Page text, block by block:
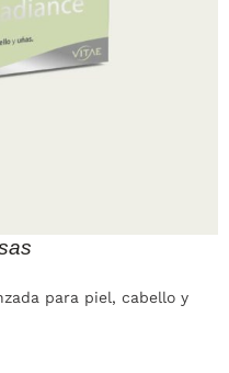
para piel, cabello y